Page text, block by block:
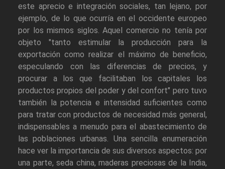
este aprecio e integración sociales, tan lejano, por
ejemplo, de lo que ocurría en el occidente europeo
por los mismos siglos. Aquel comercio no tenía por
objeto "tanto estimular la producción para la
exportación como realizar el máximo de beneficio,
especulando con las diferencias de precios, y
procurar a los que facilitaban los capitales los
productos propios del poder y del confort" pero tuvo
también la potencia e intensidad suficientes como
para tratar con productos de necesidad más general,
indispensables a menudo para el abastecimiento de
las poblaciones urbanas. Una sencilla enumeración
hace ver la importancia de sus diversos aspectos: por
una parte, seda china, maderas preciosas de la India,